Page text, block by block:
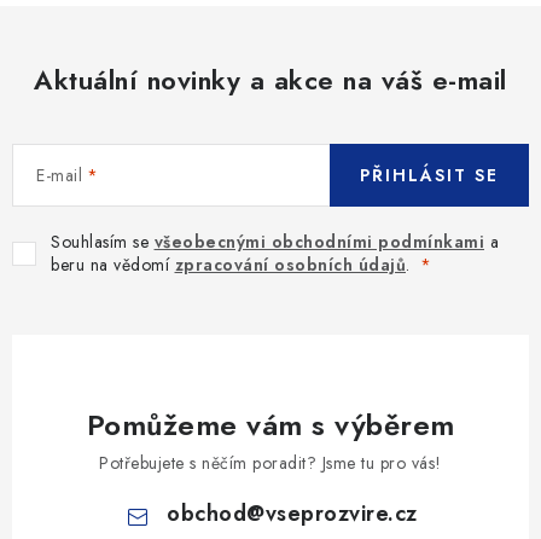
Aktuální novinky a akce na váš e-mail
E-mail
Souhlasím se všeobecnými obchodními podmínkami a
beru na vědomí zpracování osobních údajů.
PŘIHLÁSIT SE
Pomůžeme vám s výběrem
Potřebujete s něčím poradit? Jsme tu pro vás!
obchod@vseprozvire.cz